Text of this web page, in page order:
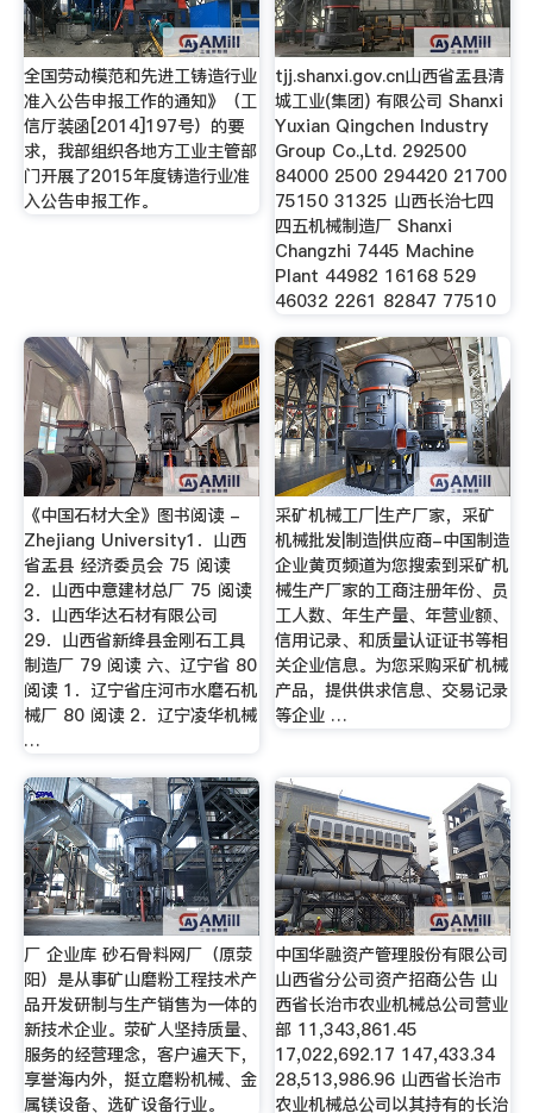
全国劳动模范和先进工铸造行业
准入公告申报工作的通知》（工
信厅装函[2014]197号）的要
求，我部组织各地方工业主管部
门开展了2015年度铸造行业准
入公告申报工作。
tjj.shanxi.gov.cn山西省盂县清
城工业(集团) 有限公司 Shanxi
Yuxian Qingchen Industry
Group Co.,Ltd. 292500
84000 2500 294420 21700
75150 31325 山西长治七四
四五机械制造厂 Shanxi
Changzhi 7445 Machine
Plant 44982 16168 529
46032 2261 82847 77510
《中国石材大全》图书阅读 -
Zhejiang University1．山西
省盂县 经济委员会 75 阅读
2．山西中意建材总厂 75 阅读
3．山西华达石材有限公司
29．山西省新绛县金刚石工具
制造厂 79 阅读 六、辽宁省 80
阅读 1．辽宁省庄河市水磨石机
械厂 80 阅读 2．辽宁凌华机械
…
采矿机械工厂|生产厂家，采矿
机械批发|制造|供应商-中国制造
企业黄页频道为您搜索到采矿机
械生产厂家的工商注册年份、员
工人数、年生产量、年营业额、
信用记录、和质量认证证书等相
关企业信息。为您采购采矿机械
产品，提供供求信息、交易记录
等企业 …
厂 企业库 砂石骨料网厂（原荥
阳）是从事矿山磨粉工程技术产
品开发研制与生产销售为一体的
新技术企业。荥矿人坚持质量、
服务的经营理念，客户遍天下，
享誉海内外，挺立磨粉机械、金
属镁设备、选矿设备行业。
中国华融资产管理股份有限公司
山西省分公司资产招商公告 山
西省长治市农业机械总公司营业
部 11,343,861.45
17,022,692.17 147,433.34
28,513,986.96 山西省长治市
农业机械总公司以其持有的长治